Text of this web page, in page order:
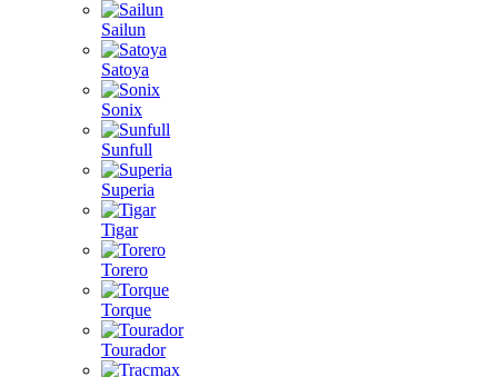
Sailun
Satoya
Sonix
Sunfull
Superia
Tigar
Torero
Torque
Tourador